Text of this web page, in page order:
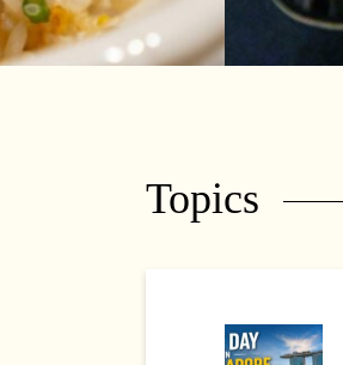
Topics